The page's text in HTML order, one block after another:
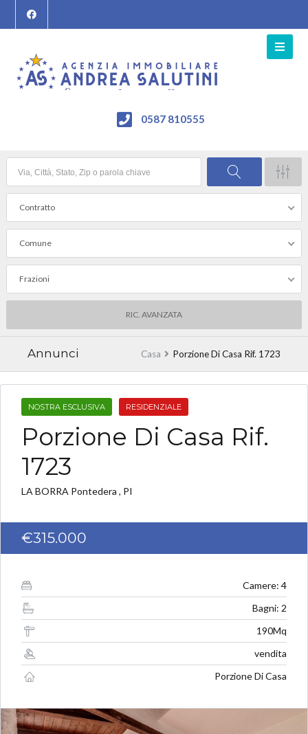
0587 810555
Contratto
Comune
Frazioni
RIC. AVANZATA
Annunci Casa Porzione Di Casa Rif. 1723
NOSTRA ESCLUSIVA RESIDENZIALE
Porzione Di Casa Rif.
1723
LA BORRA Pontedera , PI
€315.000
Camere: 4
Bagni: 2
190Mq
vendita
Porzione Di Casa